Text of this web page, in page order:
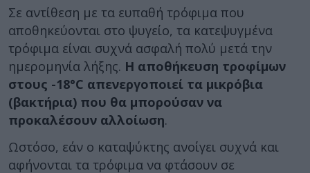
Σε αντίθεση με τα ευπαθή τρόφιμα που
αποθηκεύονται στο ψυγείο, τα κατεψυγμένα
τρόφιμα είναι συχνά ασφαλή πολύ μετά την
ημερομηνία λήξης. Η αποθήκευση τροφίμων
στους -18°C απενεργοποιεί τα μικρόβια
(βακτήρια) που θα μπορούσαν να
προκαλέσουν αλλοίωση.
Ωστόσο, εάν ο καταψύκτης ανοίγει συχνά και
αφήνονται τα τρόφιμα να φτάσουν σε